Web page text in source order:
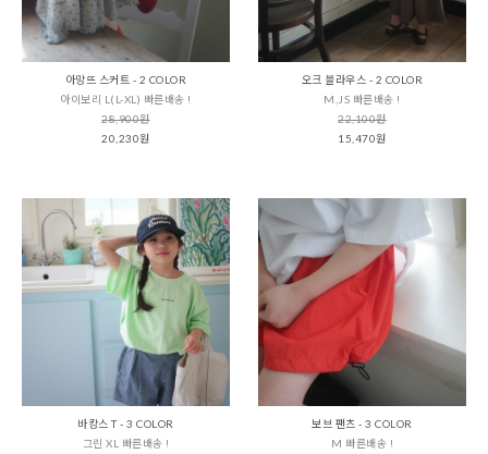
아망뜨 스커트 - 2 COLOR
아이보리 L(L-XL) 빠른배송 !
28,900원
20,230원
오크 블라우스 - 2 COLOR
M,JS 빠른배송 !
22,100원
15,470원
바캉스 T - 3 COLOR
그린 XL 빠른배송 !
보브 팬츠 - 3 COLOR
M 빠른배송 !